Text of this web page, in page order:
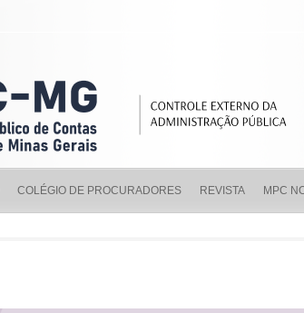
COLÉGIO DE PROCURADORES REVISTA MPC